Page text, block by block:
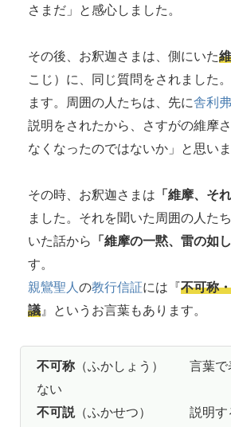
さまだ」と感心しました。
その後、お釈迦さまは、側にいた
こじ）に、同じ質問をされました
ます。周囲の人たちは、先に舎利弗
説明をされたから、さすがの維摩
なくなったのではないか」と思いま
その時、お釈迦さまは 「維摩、そ
ました。それを聞いた周囲の人た
いた話から
「維摩の一黙、雷の如し
す。
親鸞聖人 の教行信証には『不可称
議 』というお言葉もあります。
不可称 （ふかしょう） 言葉で
ない
不可説（ふかせつ） 説明す